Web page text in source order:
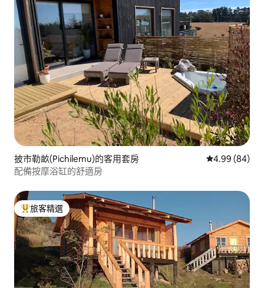
披市勒畝(Pichilemu)的客用套房 從 84 則評價
4.99 (84)
配備按摩浴缸的舒適房
旅客精選榜首
旅客精選